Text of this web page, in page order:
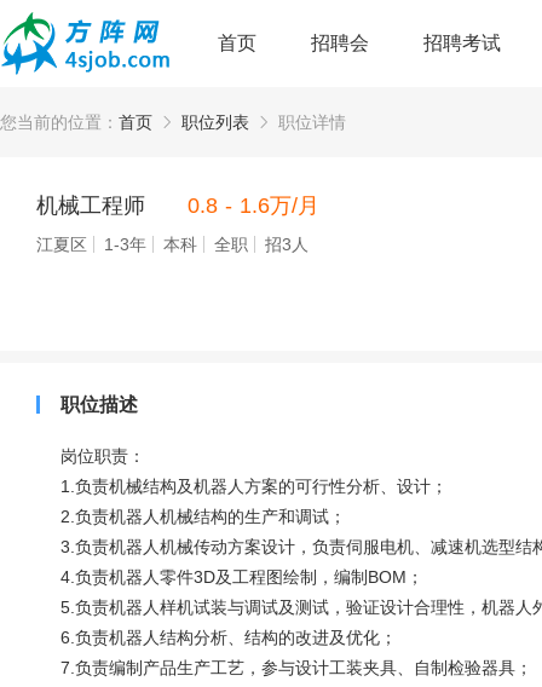
首页 招聘会 招聘考试
您当前的位置： 首页 职位列表 职位详情
机械工程师 0.8 - 1.6万/月
江夏区 1-3年 本科 全职 招3人
职位描述
岗位职责：
1.负责机械结构及机器人方案的可行性分析、设计；
2.负责机器人机械结构的生产和调试；
3.负责机器人机械传动方案设计，负责伺服电机、减速机选型结
4.负责机器人零件3D及工程图绘制，编制BOM；
5.负责机器人样机试装与调试及测试，验证设计合理性，机器人
6.负责机器人结构分析、结构的改进及优化；
7.负责编制产品生产工艺，参与设计工装夹具、自制检验器具；